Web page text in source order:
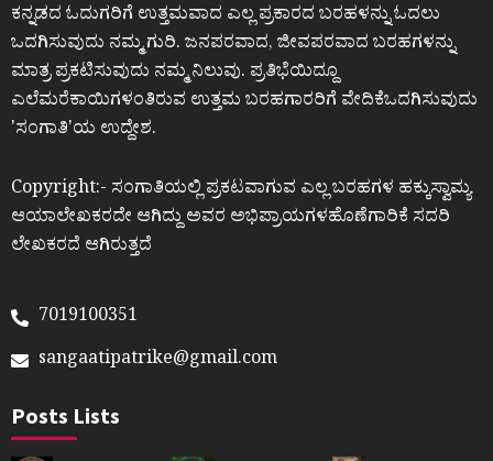
ಕನ್ನಡದ ಓದುಗರಿಗೆ ಉತ್ತಮವಾದ ಎಲ್ಲ ಪ್ರಕಾರದ ಬರಹಳನ್ನು ಓದಲು
ಒದಗಿಸುವುದು ನಮ್ಮ ಗುರಿ. ಜನಪರವಾದ, ಜೀವಪರವಾದ ಬರಹಗಳನ್ನು
ಮಾತ್ರ ಪ್ರಕಟಿಸುವುದು ನಮ್ಮ ನಿಲುವು. ಪ್ರತಿಭೆಯಿದ್ದೂ
ಎಲೆಮರೆಕಾಯಿಗಳಂತಿರುವ ಉತ್ತಮ ಬರಹಗಾರರಿಗೆ ವೇದಿಕೆಒದಗಿಸುವುದು
ʼಸಂಗಾತಿʼಯ ಉದ್ದೇಶ.
Copyright:- ಸಂಗಾತಿಯಲ್ಲಿ ಪ್ರಕಟವಾಗುವ ಎಲ್ಲ ಬರಹಗಳ ಹಕ್ಕುಸ್ವಾಮ್ಯ
ಆಯಾಲೇಖಕರದೇ ಆಗಿದ್ದು ಅವರ ಅಭಿಪ್ರಾಯಗಳಹೊಣೆಗಾರಿಕೆ ಸದರಿ
ಲೇಖಕರದೆ ಆಗಿರುತ್ತದೆ
7019100351
sangaatipatrike@gmail.com
Posts Lists